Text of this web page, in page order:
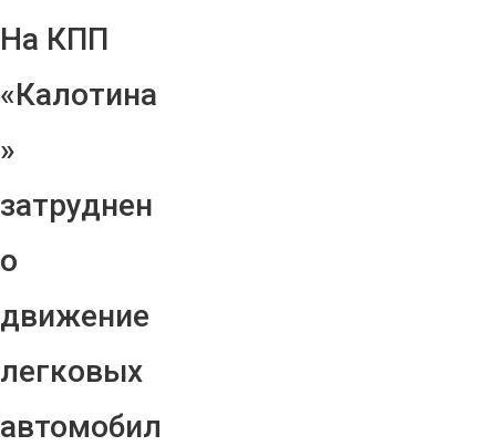
На КПП
«Калотина
»
затруднен
о
движение
легковых
автомобил